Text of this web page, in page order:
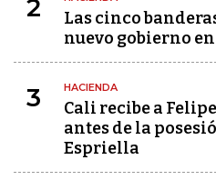
2
Las cinco
nuevo gobierno
3 HACIENDA
Cali recibe a
antes de la
Espriella